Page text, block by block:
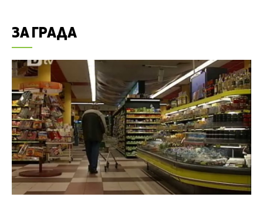
ЗА ГРАДА